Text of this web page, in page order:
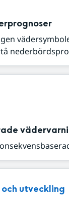
och utveckling